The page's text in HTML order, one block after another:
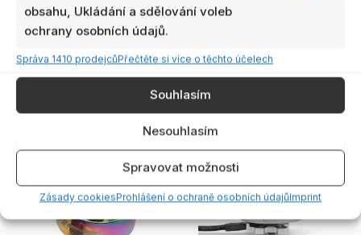
obsahu, Ukládání a sdělování voleb
ochrany osobních údajů.
Správa 1410 prodejcůPřečtěte si více o těchto účelech
Souhlasím
Nesouhlasím
Spravovat možnosti
Zásady cookiesProhlášení o ochraně osobních údajůImprint
Související produkty